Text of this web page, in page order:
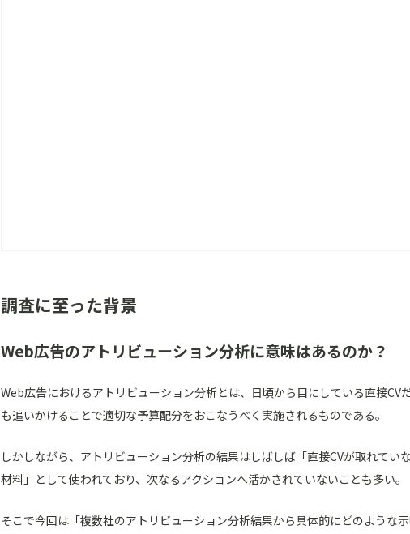
調査に至った背景
Web広告のアトリビューション分析に意味はあるのか？
Web広告におけるアトリビューション分析とは、日頃から目にしている直接
も追いかけることで適切な予算配分をおこなうべく実施されるものである。
しかしながら、アトリビューション分析の結果はしばしば「直接CVが取れて
材料」として使われており、次なるアクションへ活かされていないことも多い。
そこで今回は「複数社のアトリビューション分析結果から具体的にどのような